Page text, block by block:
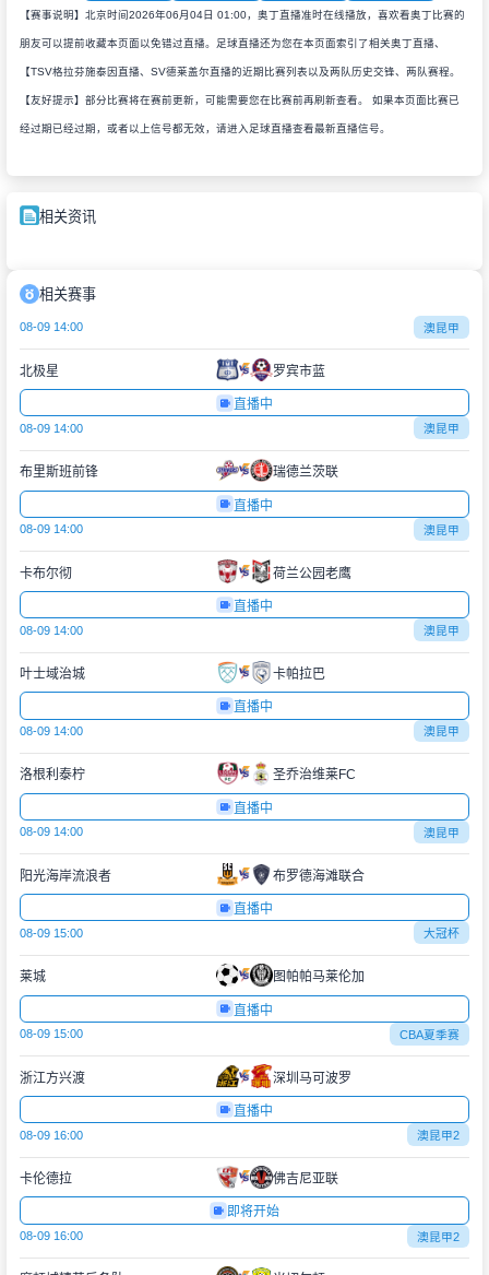
【赛事说明】北京时间2026年06月04日 01:00，奥丁直播准时在线播放，喜欢看奥丁比赛的
朋友可以提前收藏本页面以免错过直播。足球直播还为您在本页面索引了相关奥丁直播、
【TSV格拉芬施泰因直播、SV德莱盖尔直播的近期比赛列表以及两队历史交锋、两队赛程。
【友好提示】部分比赛将在赛前更新，可能需要您在比赛前再刷新查看。 如果本页面比赛已
经过期已经过期，或者以上信号都无效，请进入足球直播查看最新直播信号。
相关资讯
相关赛事
08-09 14:00 澳昆甲
北极星 罗宾市蓝
直播中
08-09 14:00 澳昆甲
布里斯班前锋 瑞德兰茨联
直播中
08-09 14:00 澳昆甲
卡布尔彻 荷兰公园老鹰
直播中
08-09 14:00 澳昆甲
叶士域治城 卡帕拉巴
直播中
08-09 14:00 澳昆甲
洛根利泰柠 圣乔治维莱FC
直播中
08-09 14:00 澳昆甲
阳光海岸流浪者 布罗德海滩联合
直播中
08-09 15:00 大冠杯
莱城 图帕帕马莱伦加
直播中
08-09 15:00 CBA夏季赛
浙江方兴渡 深圳马可波罗
直播中
08-09 16:00 澳昆甲2
卡伦德拉 佛吉尼亚联
即将开始
08-09 16:00 澳昆甲2